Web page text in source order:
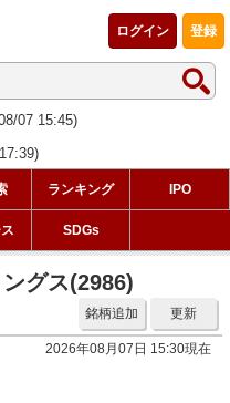
登録
ログイン
07 15:45)
ランキング IPO
SDGs
グス(2986)
更新
銘柄追加
2026年08月07日 15:30現在